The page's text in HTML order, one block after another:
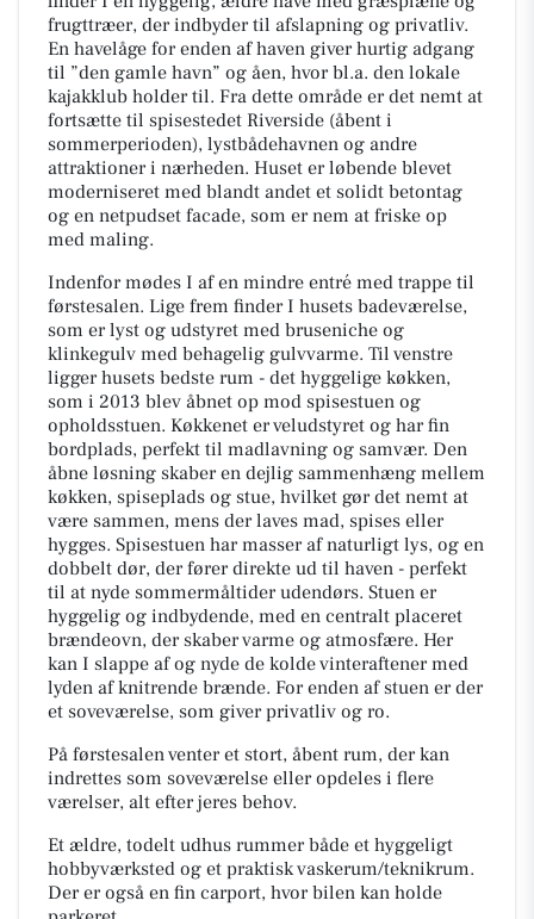
frugttræer, der indbyder til afslapning og privatliv.
En havelåge for enden af haven giver hurtig adgang
til ”den gamle havn” og åen, hvor bl.a. den lokale
kajakklub holder til. Fra dette område er det nemt at
fortsætte til spisestedet Riverside (åbent i
sommerperioden), lystbådehavnen og andre
attraktioner i nærheden. Huset er løbende blevet
moderniseret med blandt andet et solidt betontag
og en netpudset facade, som er nem at friske op
med maling.
Indenfor mødes I af en mindre entré med trappe til
førstesalen. Lige frem finder I husets badeværelse,
som er lyst og udstyret med bruseniche og
klinkegulv med behagelig gulvvarme. Til venstre
ligger husets bedste rum - det hyggelige køkken,
som i 2013 blev åbnet op mod spisestuen og
opholdsstuen. Køkkenet er veludstyret og har fin
bordplads, perfekt til madlavning og samvær. Den
åbne løsning skaber en dejlig sammenhæng mellem
køkken, spiseplads og stue, hvilket gør det nemt at
være sammen, mens der laves mad, spises eller
hygges. Spisestuen har masser af naturligt lys, og en
dobbelt dør, der fører direkte ud til haven - perfekt
til at nyde sommermåltider udendørs. Stuen er
hyggelig og indbydende, med en centralt placeret
brændeovn, der skaber varme og atmosfære. Her
kan I slappe af og nyde de kolde vinteraftener med
lyden af knitrende brænde. For enden af stuen er der
et soveværelse, som giver privatliv og ro.
På førstesalen venter et stort, åbent rum, der kan
indrettes som soveværelse eller opdeles i flere
værelser, alt efter jeres behov.
Et ældre, todelt udhus rummer både et hyggeligt
hobbyværksted og et praktisk vaskerum/teknikrum.
Der er også en fin carport, hvor bilen kan holde